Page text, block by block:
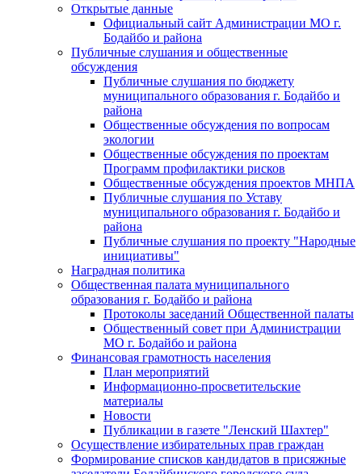
Открытые данные
Официальный сайт Администрации МО г.
Бодайбо и района
Публичные слушания и общественные
обсуждения
Публичные слушания по бюджету
муниципального образования г. Бодайбо и
района
Общественные обсуждения по вопросам
экологии
Общественные обсуждения по проектам
Программ профилактики рисков
Общественные обсуждения проектов МНПА
Публичные слушания по Уставу
муниципального образования г. Бодайбо и
района
Публичные слушания по проекту "Народные
инициативы"
Наградная политика
Общественная палата муниципального
образования г. Бодайбо и района
Протоколы заседаний Общественной палаты
Общественный совет при Администрации
МО г. Бодайбо и района
Финансовая грамотность населения
План мероприятий
Информационно-просветительские
материалы
Новости
Публикации в газете "Ленский Шахтер"
Осуществление избирательных прав граждан
Формирование списков кандидатов в присяжные